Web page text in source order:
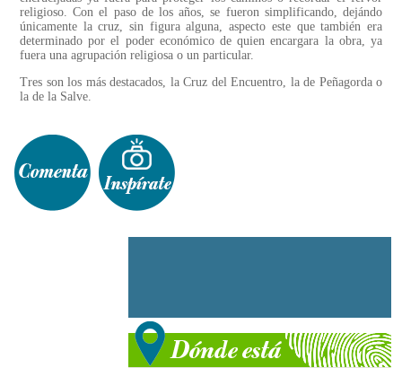
religioso. Con el paso de los años, se fueron simplificando, dejándo
únicamente la cruz, sin figura alguna, aspecto este que también era
determinado por el poder económico de quien encargara la obra, ya
fuera una agrupación religiosa o un particular.
Tres son los más destacados, la Cruz del Encuentro, la de Peñagorda o
la de la Salve.